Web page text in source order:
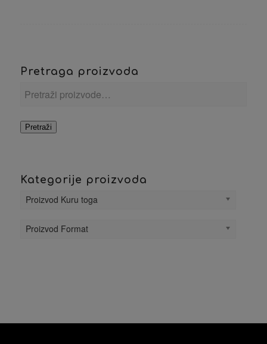
Pretraga proizvoda
Pretraži
Kategorije proizvoda
Proizvod Kuru toga
Proizvod Format